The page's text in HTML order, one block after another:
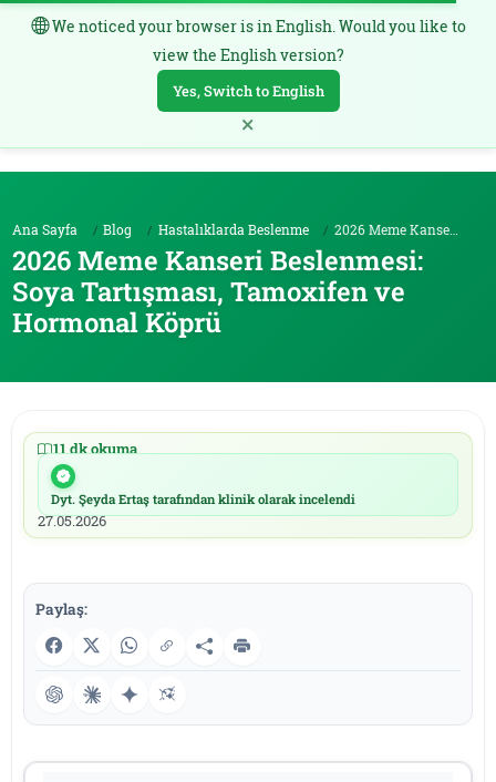
We noticed your browser is in English. Would you like to
view the English version?
Yes, Switch to English
×
TR
Ana Sayfa Blog Hastalıklarda Beslenme 2026 Meme Kanseri Beslenmesi: Soya Tartışması, Tam...
2026 Meme Kanseri Beslenmesi:
Soya Tartışması, Tamoxifen ve
Hormonal Köprü
11 dk okuma
19.05.2026
27.05.2026
Dyt. Şeyda Ertaş tarafından klinik olarak incelendi
Paylaş: